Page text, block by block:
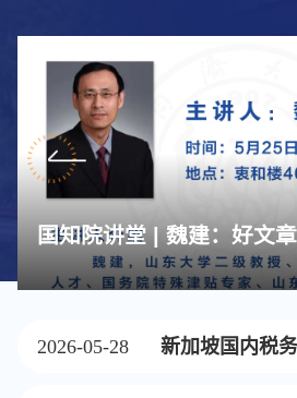
国知院讲堂 | 魏建：好文
2026-05-28
新加坡国内税
互联网平台“通知-删除”规
会在同济大学成功举办